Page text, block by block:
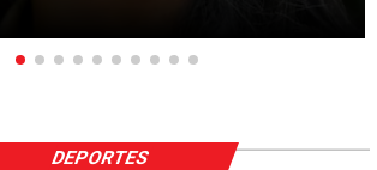
DEPORTES